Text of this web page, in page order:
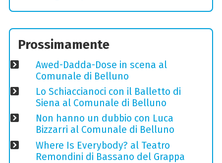
Prossimamente
Awed-Dadda-Dose in scena al
Comunale di Belluno
Lo Schiaccianoci con il Balletto di
Siena al Comunale di Belluno
Non hanno un dubbio con Luca
Bizzarri al Comunale di Belluno
Where Is Everybody? al Teatro
Remondini di Bassano del Grappa